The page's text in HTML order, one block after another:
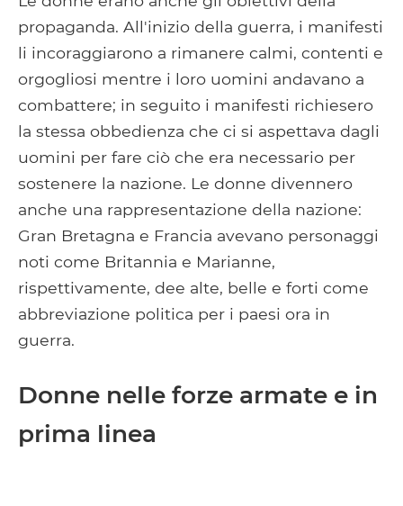
propaganda. All'inizio della guerra, i manifesti
li incoraggiarono a rimanere calmi, contenti e
orgogliosi mentre i loro uomini andavano a
combattere; in seguito i manifesti richiesero
la stessa obbedienza che ci si aspettava dagli
uomini per fare ciò che era necessario per
sostenere la nazione. Le donne divennero
anche una rappresentazione della nazione:
Gran Bretagna e Francia avevano personaggi
noti come Britannia e Marianne,
rispettivamente, dee alte, belle e forti come
abbreviazione politica per i paesi ora in
guerra.
Donne nelle forze armate e in
prima linea